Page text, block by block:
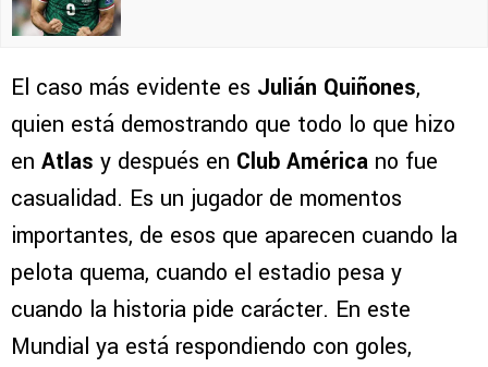
El caso más evidente es Julián Quiñones,
quien está demostrando que todo lo que hizo
en Atlas y después en Club América no fue
casualidad. Es un jugador de momentos
importantes, de esos que aparecen cuando la
pelota quema, cuando el estadio pesa y
cuando la historia pide carácter. En este
Mundial ya está respondiendo con goles,